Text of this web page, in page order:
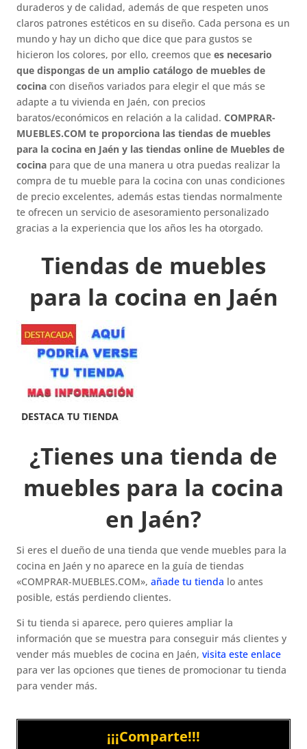
duraderos y de calidad, además de que respeten unos
claros patrones estéticos en su diseño. Cada persona es un
mundo y hay un dicho que dice que para gustos se
hicieron los colores, por ello, creemos quees necesario
que dispongas de un amplio catálogo de muebles de
cocinacon diseños variados para elegir el que más se
adapte a tu vivienda en Jaén, con precios
baratos/económicos en relación a la calidad.COMPRAR-
MUEBLES.COM te proporciona las tiendas de muebles
para la cocina en Jaén y las tiendas online de Muebles de
cocina para que de una manera u otra puedas realizar la
compra de tu mueble para la cocina con unas condiciones
de precio excelentes, además estas tiendas normalmente
te ofrecen un servicio de asesoramiento personalizado
gracias a la experiencia que los años les ha otorgado.
Tiendas de muebles
para la cocina en Jaén
¿Tienes una tienda de
muebles para la cocina
en Jaén?
Si eres el dueño de una tienda que vende muebles para la
cocina en Jaén y no aparece en la guía de tiendas
«COMPRAR-MUEBLES.COM»,añade tu tienda lo antes
posible, estás perdiendo clientes.
Si tu tienda si aparece, pero quieres ampliar la
información que se muestra para conseguir más clientes y
vender más muebles de cocina en Jaén,visita este enlace
para ver las opciones que tienes de promocionar tu tienda
para vender más.
¡¡¡Comparte!!!